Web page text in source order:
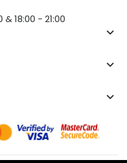
18:00 - 21:00
keyboard_arrow_down
keyboard_arrow_down
keyboard_arrow_down